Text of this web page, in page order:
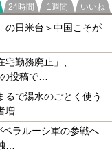
ランキング
24時間 1週間 いいね
の日米台＞中国こそが
宅勤務廃止」、
投稿で…
るで湯水のごとく使う
増…
ベラルーシ軍の参戦へ
…